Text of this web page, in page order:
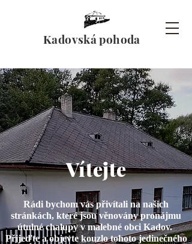
Kadovská pohoda
Vítejte
Rádi bychom vás přivítali na našich
stránkách, které jsou věnovány pronájmu
útulné chalupy v malebné obci Kadov.
Přijeďte a objevte kouzlo tohoto jedinečného